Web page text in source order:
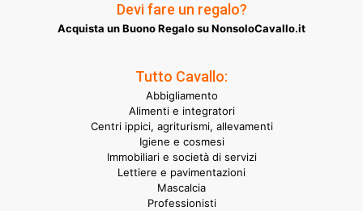
Devi fare un regalo?
Acquista un Buono Regalo su NonsoloCavallo.it
Tutto Cavallo:
Abbigliamento
Alimenti e integratori
Centri ippici, agriturismi, allevamenti
Igiene e cosmesi
Immobiliari e società di servizi
Lettiere e pavimentazioni
Mascalcia
Professionisti